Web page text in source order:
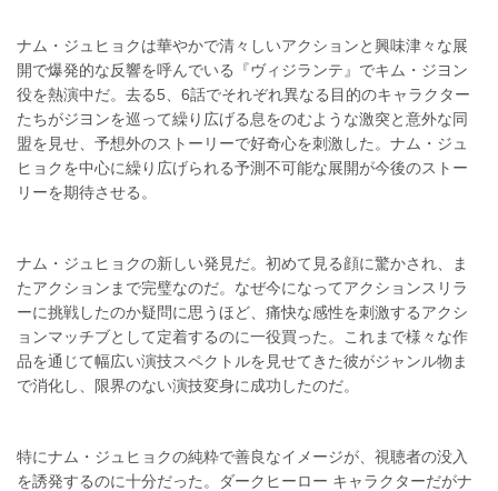
ナム・ジュヒョクは華やかで清々しいアクションと興味津々な展
開で爆発的な反響を呼んでいる『ヴィジランテ』でキム・ジヨン
役を熱演中だ。去る5、6話でそれぞれ異なる目的のキャラクター
たちがジヨンを巡って繰り広げる息をのむような激突と意外な同
盟を見せ、予想外のストーリーで好奇心を刺激した。ナム・ジュ
ヒョクを中心に繰り広げられる予測不可能な展開が今後のストー
リーを期待させる。
ナム・ジュヒョクの新しい発見だ。初めて見る顔に驚かされ、ま
たアクションまで完璧なのだ。なぜ今になってアクションスリラ
ーに挑戦したのか疑問に思うほど、痛快な感性を刺激するアクシ
ョンマッチブとして定着するのに一役買った。これまで様々な作
品を通じて幅広い演技スペクトルを見せてきた彼がジャンル物ま
で消化し、限界のない演技変身に成功したのだ。
特にナム・ジュヒョクの純粋で善良なイメージが、視聴者の没入
を誘発するのに十分だった。ダークヒーロー キャラクターだがナ